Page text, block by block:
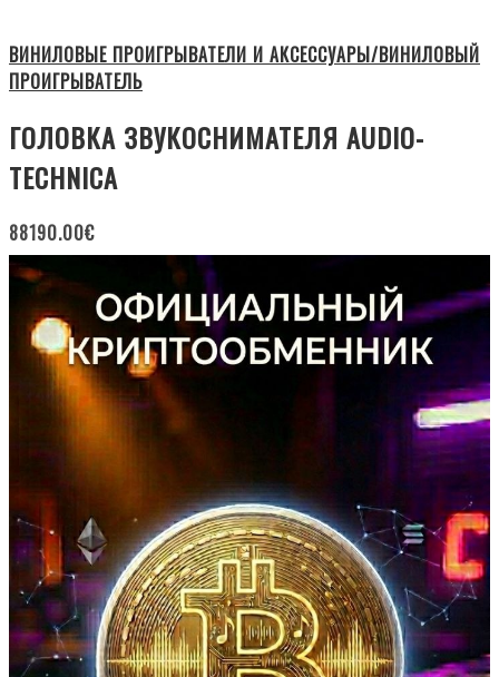
ВИНИЛОВЫЕ ПРОИГРЫВАТЕЛИ И АКСЕССУАРЫ/ВИНИЛОВЫЙ
ПРОИГРЫВАТЕЛЬ
ГОЛОВКА ЗВУКОСНИМАТЕЛЯ AUDIO-
TECHNICA
88190.00€